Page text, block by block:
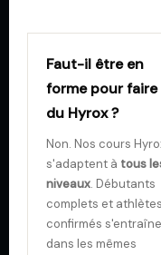
Faut-il être en
forme pour faire
du Hyrox ?
Non. Nos cours
s'adaptent à tous
niveaux. Débutants
complets et athlètes
confirmés
dans les mêmes